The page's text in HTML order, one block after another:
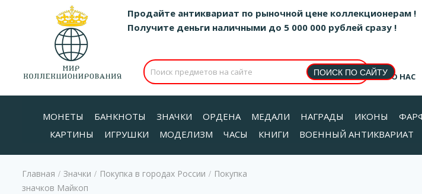
Продайте антиквариат по рыночной цене коллекционерам !
Получите деньги наличными до 5 000 000 рублей сразу !
О НАС
МОНЕТЫ БАНКНОТЫ ЗНАЧКИ ОРДЕНА МЕДАЛИ НАГРАДЫ ИКОНЫ
КАРТИНЫ
ИГРУШКИ МОДЕЛИЗМ ЧАСЫ КНИГИ ВОЕННЫЙ АНТИКВАРИАТ
Главная / Значки / Покупка в городах России / Покупка
значков Майкоп